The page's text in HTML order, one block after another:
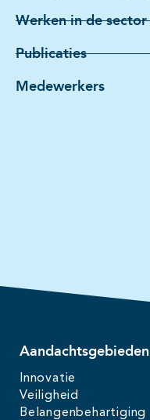
Werken in de sector
Publicaties
Medewerkers
Aandachtsgebieden
Innovatie
Veiligheid
Belangenbehartiging